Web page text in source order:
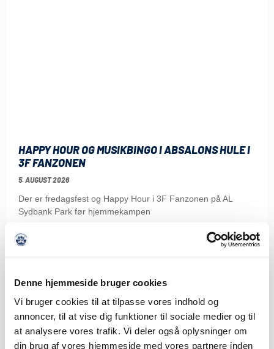
Denne hjemmeside bruger cookies
Vi bruger cookies til at tilpasse vores indhold og
annoncer, til at vise dig funktioner til sociale medier og til
at analysere vores trafik. Vi deler også oplysninger om
din brug af vores hjemmeside med vores partnere inden
HAPPY HOUR OG MUSIKBINGO I ABSALONS HULE I
3F FANZONEN
5. AUGUST 2026
Der er fredagsfest og Happy Hour i 3F Fanzonen på AL
Sydbank Park før hjemmekampen
LÆS MERE